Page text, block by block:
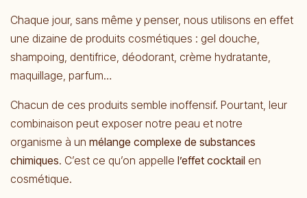
Chaque jour, sans même y penser, nous utilisons en effet
une dizaine de produits cosmétiques : gel douche,
shampoing, dentifrice, déodorant, crème hydratante,
maquillage, parfum…
Chacun de ces produits semble inoffensif. Pourtant, leur
combinaison peut exposer notre peau et notre
organisme à un mélange complexe de substances
chimiques. C’est ce qu’on appelle l’effet cocktail en
cosmétique.